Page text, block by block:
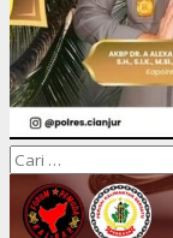
Cari
untuk: